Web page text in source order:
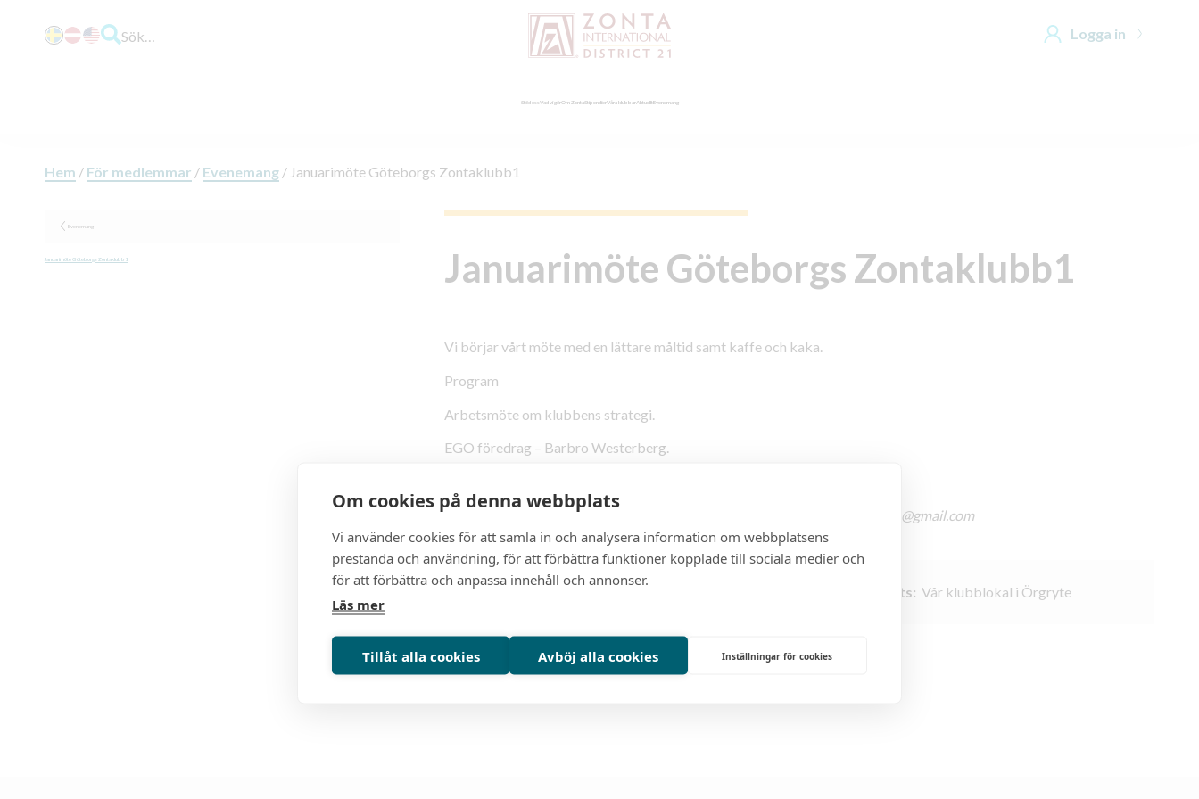
Sök…
Stöd ossVad vi görOm ZontaStipendierVåra klubbarAktuelltEvenemang
Logga in
Hem / För medlemmar / Evenemang / Januarimöte Göteborgs Zontaklubb1
Evenemang
Januarimöte Göteborgs Zontaklubb1 Januarimöte Göteborgs Zontaklubb1
Vi börjar vårt möte med en lättare måltid samt kaffe och kaka.
Program
Arbetsmöte om klubbens strategi.
EGO föredrag – Barbro Westerberg.
Är du intresserad av att besöka oss som gäst anmäl dig till:
goteborgzonta1@gmail.com
Plats: Vår klubblokal i Örgryte
Om cookies på denna webbplats
Vi använder cookies för att samla in och analysera information om webbplatsens
prestanda och användning, för att förbättra funktioner kopplade till sociala medier och
för att förbättra och anpassa innehåll och annonser.
Läs mer
Tillåt alla cookies Avböj alla cookies Inställningar för cookies